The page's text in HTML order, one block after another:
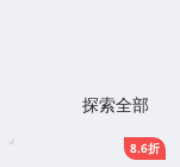
探索全部
8.6折